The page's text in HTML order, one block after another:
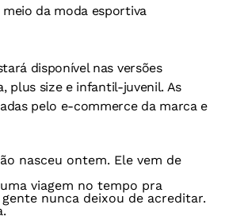
da moda esportiva
disponível nas versões
plus size e infantil-juvenil. As
pelo e-commerce da marca e
nasceu ontem. Ele vem de
viagem no tempo pra
nunca deixou de acreditar.